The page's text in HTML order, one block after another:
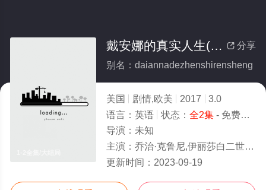
 分享
戴安娜的真实人生(全集)
别名：daiannadezhenshirensheng
美国 剧情,欧美 2017
3.0
语言： 英语 状态： 全2集- 免费在线观看
导演： 未知
主演： 乔治·克鲁尼,伊丽莎白二世,戴安娜王妃,鲁伯特·默多克
更新时间： 2023-09-19